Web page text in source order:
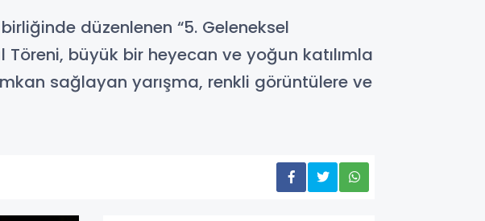
düzenlenen “5. Geleneksel
Töreni, büyük bir heyecan ve yoğun katılımla
sağlayan yarışma, renkli görüntülere ve